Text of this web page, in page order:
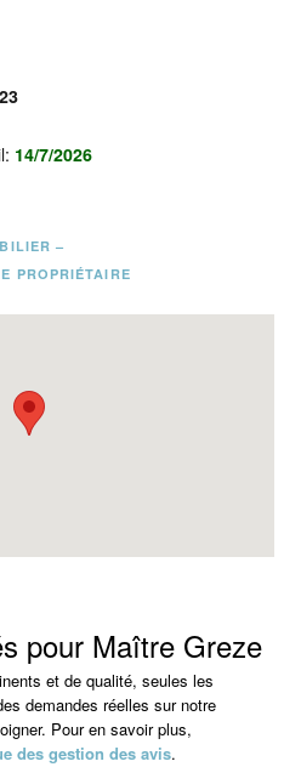
14/7/2026
–
PROPRIÉTAIRE
pour Maître Greze
et de qualité, seules les
demandes réelles sur notre
Pour en savoir plus,
des gestion des avis.